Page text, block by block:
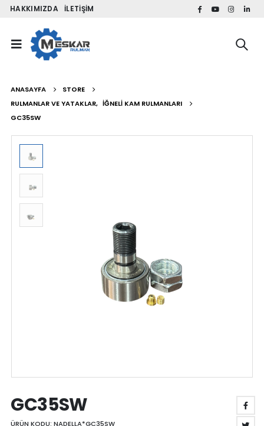
HAKKIMIZDA İLETIŞIM
ANASAYFA
STORE
RULMANLAR VE YATAKLAR, İĞNELI KAM RULMANLARI
GC35SW
GC35SW
ÜRÜN KODU: NADELLA*GC35SW